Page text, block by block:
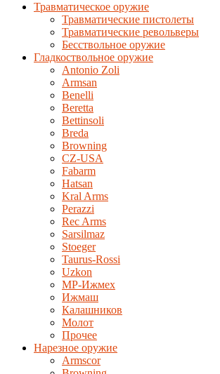
Травматическое оружие
Травматические пистолеты
Травматические револьверы
Бесствольное оружие
Гладкоствольное оружие
Antonio Zoli
Armsan
Benelli
Beretta
Bettinsoli
Breda
Browning
CZ-USA
Fabarm
Hatsan
Kral Arms
Perazzi
Rec Arms
Sarsilmaz
Stoeger
Taurus-Rossi
Uzkon
MP-Ижмех
Ижмаш
Калашников
Молот
Прочее
Нарезное оружие
Armscor